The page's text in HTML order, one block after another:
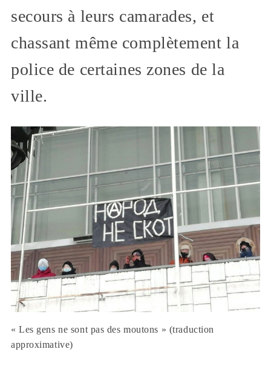
secours à leurs camarades, et
chassant même complètement la
police de certaines zones de la
ville.
« Les gens ne sont pas des moutons » (traduction
approximative)